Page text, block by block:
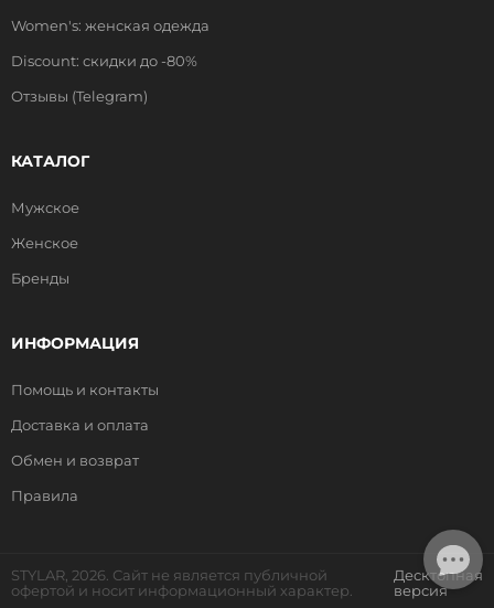
Women's: женская одежда
Discount: скидки до -80%
Отзывы (Telegram)
КАТАЛОГ
Мужское
Женское
Бренды
ИНФОРМАЦИЯ
Помощь и контакты
Доставка и оплата
Обмен и возврат
Правила
STYLAR, 2026. Сайт не является публичной
офертой и носит информационный характер.
Десктопная
версия